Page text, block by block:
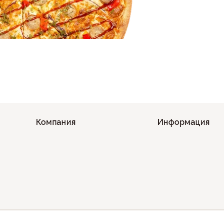
Компания Информация